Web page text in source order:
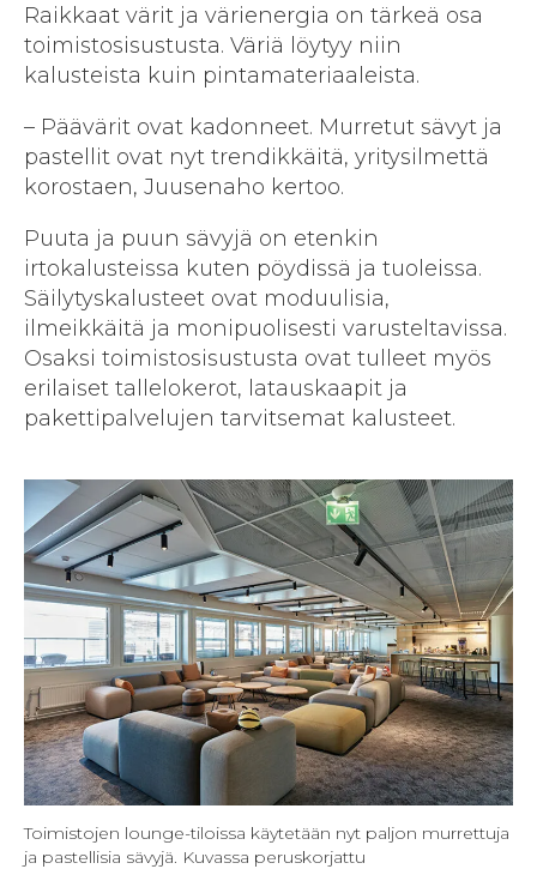
Raikkaat värit ja värienergia on tärkeä osa
toimistosisustusta. Väriä löytyy niin
kalusteista kuin pintamateriaaleista.
– Päävärit ovat kadonneet. Murretut sävyt ja
pastellit ovat nyt trendikkäitä, yritysilmettä
korostaen, Juusenaho kertoo.
Puuta ja puun sävyjä on etenkin
irtokalusteissa kuten pöydissä ja tuoleissa.
Säilytyskalusteet ovat moduulisia,
ilmeikkäitä ja monipuolisesti varusteltavissa.
Osaksi toimistosisustusta ovat tulleet myös
erilaiset tallelokerot, latauskaapit ja
pakettipalvelujen tarvitsemat kalusteet.
Toimistojen lounge-tiloissa käytetään nyt paljon murrettuja
ja pastellisia sävyjä. Kuvassa peruskorjattu